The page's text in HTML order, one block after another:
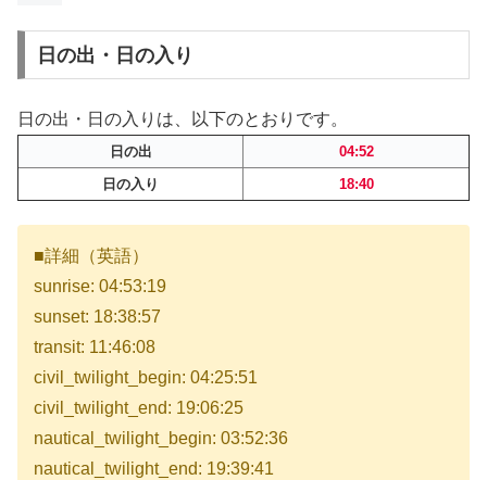
日の出・日の入り
日の出・日の入りは、以下のとおりです。
日の出
04:52
日の入り
18:40
■詳細（英語）
sunrise: 04:53:19
sunset: 18:38:57
transit: 11:46:08
civil_twilight_begin: 04:25:51
civil_twilight_end: 19:06:25
nautical_twilight_begin: 03:52:36
nautical_twilight_end: 19:39:41